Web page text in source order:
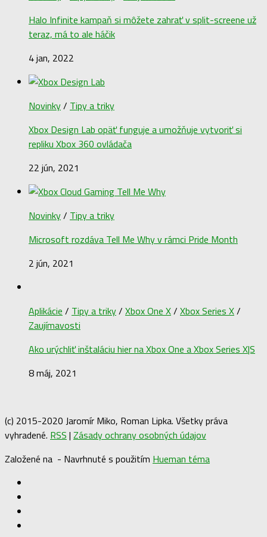
Halo Infinite kampaň si môžete zahrať v split-screene už
teraz, má to ale háčik
4 jan, 2022
Novinky/ Tipy a triky
Xbox Design Lab opäť funguje a umožňuje vytvoriť si
repliku Xbox 360 ovládača
22 jún, 2021
Novinky/ Tipy a triky
Microsoft rozdáva Tell Me Why v rámci Pride Month
2 jún, 2021
Aplikácie / Tipy a triky/ Xbox One X/ Xbox Series X/
Zaujímavosti
Ako urýchliť inštaláciu hier na Xbox One a Xbox Series X|S
8 máj, 2021
(c) 2015-2020 Jaromír Miko, Roman Lipka. Všetky práva
vyhradené. RSS | Zásady ochrany osobných údajov
Založené na - Navrhnuté s použitím Hueman téma